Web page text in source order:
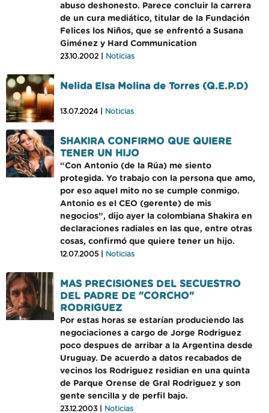
abuso deshonesto. Parece concluir la carrera
de un cura mediático, titular de la Fundación
Felices los Niños, que se enfrentó a Susana
Giménez y Hard Communication
23.10.2002 | Noticias
Nelida Elsa Molina de Torres (Q.E.P.D)
13.07.2024 | Noticias
SHAKIRA CONFIRMO QUE QUIERE
TENER UN HIJO
“Con Antonio (de la Rúa) me siento
protegida. Yo trabajo con la persona que amo,
por eso aquel mito no se cumple conmigo.
Antonio es el CEO (gerente) de mis
negocios”, dijo ayer la colombiana Shakira en
declaraciones radiales en las que, entre otras
cosas, confirmó que quiere tener un hijo.
12.07.2005 | Noticias
MAS PRECISIONES DEL SECUESTRO
DEL PADRE DE "CORCHO"
RODRIGUEZ
Por estas horas se estarían produciendo las
negociaciones a cargo de Jorge Rodriguez
poco despues de arribar a la Argentina desde
Uruguay. De acuerdo a datos recabados de
vecinos los Rodriguez residian en una quinta
de Parque Orense de Gral Rodriguez y son
gente sencilla y de perfil bajo.
23.12.2003 | Noticias